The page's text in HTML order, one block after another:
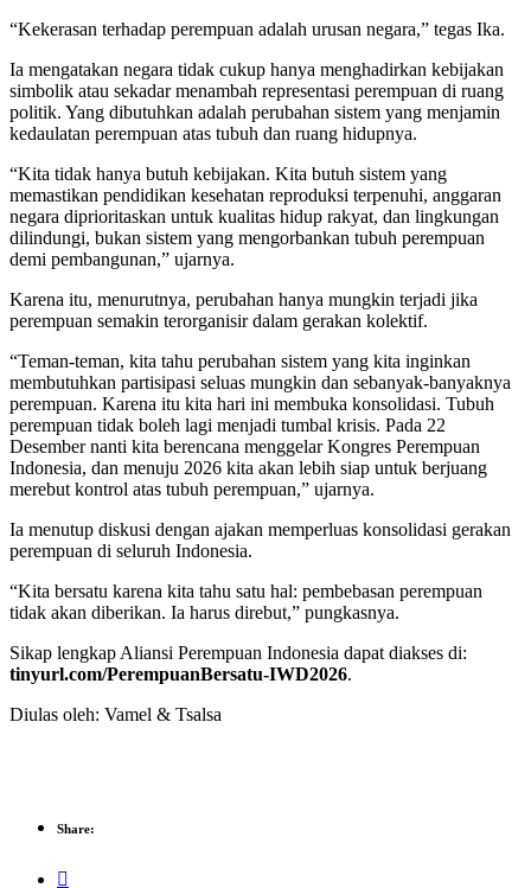
“Kekerasan terhadap perempuan adalah urusan negara,” tegas Ika.
Ia mengatakan negara tidak cukup hanya menghadirkan kebijakan
simbolik atau sekadar menambah representasi perempuan di ruang
politik. Yang dibutuhkan adalah perubahan sistem yang menjamin
kedaulatan perempuan atas tubuh dan ruang hidupnya.
“Kita tidak hanya butuh kebijakan. Kita butuh sistem yang
memastikan pendidikan kesehatan reproduksi terpenuhi, anggaran
negara diprioritaskan untuk kualitas hidup rakyat, dan lingkungan
dilindungi, bukan sistem yang mengorbankan tubuh perempuan
demi pembangunan,” ujarnya.
Karena itu, menurutnya, perubahan hanya mungkin terjadi jika
perempuan semakin terorganisir dalam gerakan kolektif.
“Teman-teman, kita tahu perubahan sistem yang kita inginkan
membutuhkan partisipasi seluas mungkin dan sebanyak-banyaknya
perempuan. Karena itu kita hari ini membuka konsolidasi. Tubuh
perempuan tidak boleh lagi menjadi tumbal krisis. Pada 22
Desember nanti kita berencana menggelar Kongres Perempuan
Indonesia, dan menuju 2026 kita akan lebih siap untuk berjuang
merebut kontrol atas tubuh perempuan,” ujarnya.
Ia menutup diskusi dengan ajakan memperluas konsolidasi gerakan
perempuan di seluruh Indonesia.
“Kita bersatu karena kita tahu satu hal: pembebasan perempuan
tidak akan diberikan. Ia harus direbut,” pungkasnya.
Sikap lengkap Aliansi Perempuan Indonesia dapat diakses di:
tinyurl.com/PerempuanBersatu-IWD2026.
Diulas oleh: Vamel & Tsalsa
Share: